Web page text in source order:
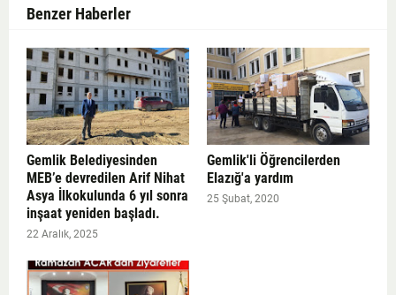
Benzer Haberler
Gemlik Belediyesinden
MEB’e devredilen Arif Nihat
Asya İlkokulunda 6 yıl sonra
inşaat yeniden başladı.
22 Aralık, 2025
Gemlik'li Öğrencilerden
Elazığ'a yardım
25 Şubat, 2020